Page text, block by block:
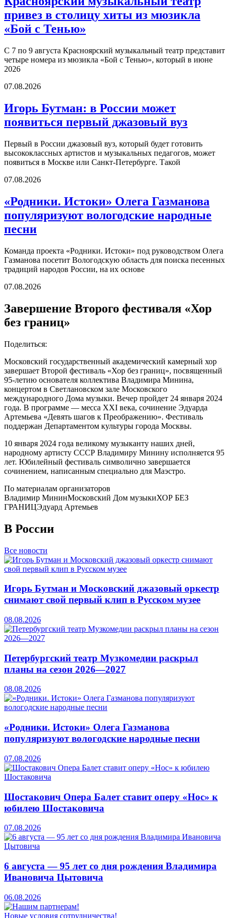
привез в столицу хиты из мюзикла
«Бой с Тенью»
С 7 по 9 августа Красноярский музыкальный театр представит
четыре номера из мюзикла «Бой с Тенью», который в июне
2026
07.08.2026
Игорь Бутман: в России может
появиться первый джазовый вуз
Первый в России джазовый вуз, который будет готовить
высококлассных артистов и музыкальных педагогов, может
появиться в Москве или Санкт-Петербурге. Такой
07.08.2026
«Родники. Истоки» Олега Газманова
популяризуют вологодские народные
песни
Команда проекта «Родники. Истоки» под руководством Олега
Газманова посетит Вологодскую область для поиска песенных
традиций народов России, на их основе
07.08.2026
Завершение Второго фестиваля «Хор
без границ»
Поделиться:
Московский государственный академический камерный хор
завершает Второй фестиваль «Хор без границ», посвященный
95-летию основателя коллектива Владимира Минина,
концертом в Светлановском зале Московского
международного Дома музыки. Вечер пройдет 24 января 2024
года. В программе — месса XXI века, сочинение Эдуарда
Артемьева «Девять шагов к Преображению». Фестиваль
поддержан Департаментом культуры города Москвы.
10 января 2024 года великому музыканту наших дней,
народному артисту СССР Владимиру Минину исполняется 95
лет. Юбилейный фестиваль символично завершается
сочинением, написанным специально для Маэстро.
По материалам организаторов
Владимир МининМосковский Дом музыкиХОР БЕЗ
ГРАНИЦЭдуард Артемьев
В России
Все новости
Игорь Бутман и Московский джазовый оркестр
снимают свой первый клип в Русском музее
08.08.2026
Петербургский театр Музкомедии раскрыл
планы на сезон 2026—2027
08.08.2026
«Родники. Истоки» Олега Газманова
популяризуют вологодские народные песни
07.08.2026
Шостакович Опера Балет ставит оперу «Нос» к
юбилею Шостаковича
07.08.2026
6 августа — 95 лет со дня рождения Владимира
Ивановича Цытовича
06.08.2026
Новые условия сотрудничества!